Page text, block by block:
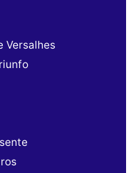
Versalhes